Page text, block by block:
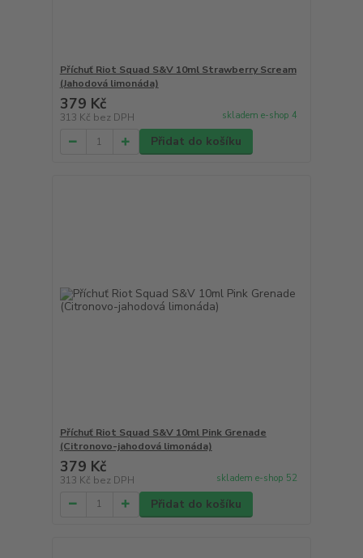
Příchuť Riot Squad S&V 10ml Strawberry Scream
(Jahodová limonáda)
379 Kč
313 Kč bez DPH skladem e-shop 4
Přidat do košíku
Příchuť Riot Squad S&V 10ml Pink Grenade
(Citronovo-jahodová limonáda)
379 Kč
313 Kč bez DPH skladem e-shop 52
Přidat do košíku